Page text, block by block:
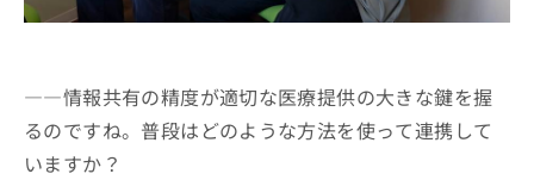
――情報共有の精度が適切な医療提供の大きな鍵を握
るのですね。普段はどのような方法を使って連携して
いますか？